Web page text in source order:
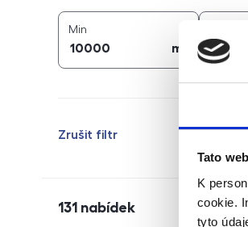
Tato
K
cookie.
tyto
Min
m
Zrušit filtr
131 nabídek